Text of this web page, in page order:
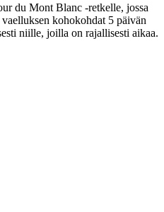
du Mont Blanc -retkelle, jossa
kohokohdat 5 päivän
niille, joilla on rajallisesti aikaa.